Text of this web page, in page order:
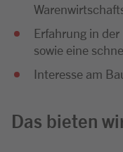
Erfahrung in
sowie eine
Interesse am
Das bieten